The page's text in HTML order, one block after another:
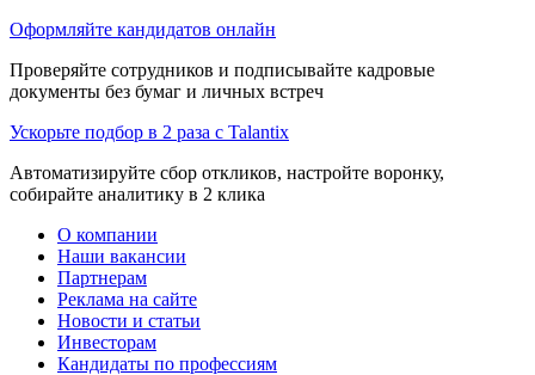
Оформляйте кандидатов онлайн
Проверяйте сотрудников и подписывайте кадровые
документы без бумаг и личных встреч
Ускорьте подбор в 2 раза с Talantix
Автоматизируйте сбор откликов, настройте воронку,
собирайте аналитику в 2 клика
О компании
Наши вакансии
Партнерам
Реклама на сайте
Новости и статьи
Инвесторам
Кандидаты по профессиям